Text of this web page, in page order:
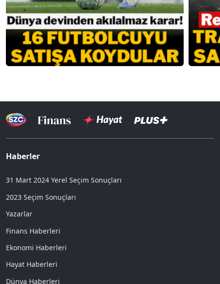
Haberler
31 Mart 2024 Yerel Seçim Sonuçları
2023 Seçim Sonuçları
Yazarlar
Finans Haberleri
Ekonomi Haberleri
Hayat Haberleri
Dünya Haberleri